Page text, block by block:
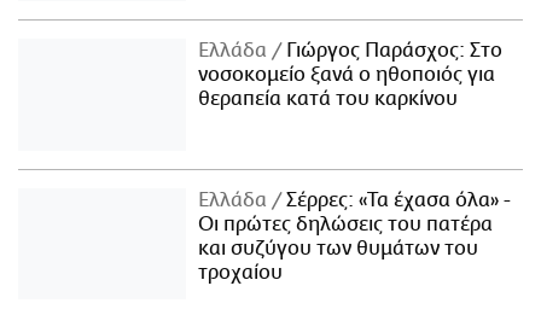
Ελλάδα
Γιώργος Παράσχος: Στο
νοσοκομείο ξανά ο ηθοποιός για
θεραπεία κατά του καρκίνου
Ελλάδα
Σέρρες: «Τα έχασα όλα» -
Οι πρώτες δηλώσεις του πατέρα
και συζύγου των θυμάτων του
τροχαίου